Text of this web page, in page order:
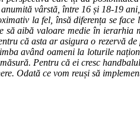
vârstă, între 16 și 18-19
la fel, însă diferența se
aibă valoare medie în
că asta ar asigura o rezervă
având oameni la loturile
Pentru că ei cresc
Odată ce vom reuși să